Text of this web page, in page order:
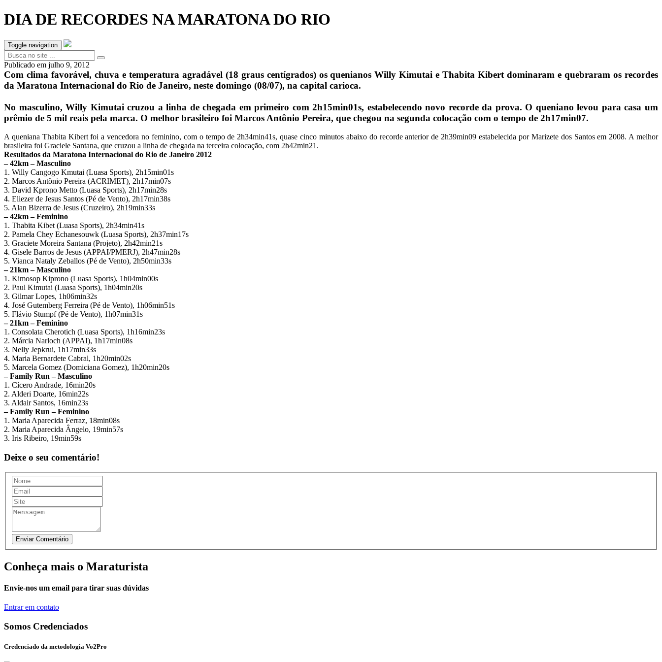
DIA DE RECORDES NA MARATONA DO RIO
Toggle navigation
Publicado em julho 9, 2012
Com clima favorável, chuva e temperatura agradável (18 graus centígrados) os quenianos Willy Kimutai e Thabita Kibert dominaram e quebraram os recordes
da Maratona Internacional do Rio de Janeiro, neste domingo (08/07), na capital carioca.
No masculino, Willy Kimutai cruzou a linha de chegada em primeiro com 2h15min01s, estabelecendo novo recorde da prova. O queniano levou para casa um
prêmio de 5 mil reais pela marca. O melhor brasileiro foi Marcos Antônio Pereira, que chegou na segunda colocação com o tempo de 2h17min07.
A queniana Thabita Kibert foi a vencedora no feminino, com o tempo de 2h34min41s, quase cinco minutos abaixo do recorde anterior de 2h39min09 estabelecida por Marizete dos Santos em 2008. A melhor
brasileira foi Graciele Santana, que cruzou a linha de chegada na terceira colocação, com 2h42min21.
Resultados da Maratona Internacional do Rio de Janeiro 2012
– 42km – Masculino
1. Willy Cangogo Kmutai (Luasa Sports), 2h15min01s
2. Marcos Antônio Pereira (ACRIMET), 2h17min07s
3. David Kprono Metto (Luasa Sports), 2h17min28s
4. Eliezer de Jesus Santos (Pé de Vento), 2h17min38s
5. Alan Bizerra de Jesus (Cruzeiro), 2h19min33s
– 42km – Feminino
1. Thabita Kibet (Luasa Sports), 2h34min41s
2. Pamela Chey Echanesouwk (Luasa Sports), 2h37min17s
3. Graciete Moreira Santana (Projeto), 2h42min21s
4. Gisele Barros de Jesus (APPAI/PMERJ), 2h47min28s
5. Vianca Nataly Zeballos (Pé de Vento), 2h50min33s
– 21km – Masculino
1. Kimosop Kiprono (Luasa Sports), 1h04min00s
2. Paul Kimutai (Luasa Sports), 1h04min20s
3. Gilmar Lopes, 1h06min32s
4. José Gutemberg Ferreira (Pé de Vento), 1h06min51s
5. Flávio Stumpf (Pé de Vento), 1h07min31s
– 21km – Feminino
1. Consolata Cherotich (Luasa Sports), 1h16min23s
2. Márcia Narloch (APPAI), 1h17min08s
3. Nelly Jepkrui, 1h17min33s
4. Maria Bernardete Cabral, 1h20min02s
5. Marcela Gomez (Domiciana Gomez), 1h20min20s
– Family Run – Masculino
1. Cícero Andrade, 16min20s
2. Alderi Doarte, 16min22s
3. Aldair Santos, 16min23s
– Family Run – Feminino
1. Maria Aparecida Ferraz, 18min08s
2. Maria Aparecida Ângelo, 19min57s
3. Iris Ribeiro, 19min59s
Deixe o seu comentário!
Conheça mais o Maraturista
Envie-nos um email para tirar suas dúvidas
Entrar em contato
Somos Credenciados
Credenciado da metodologia Vo2Pro